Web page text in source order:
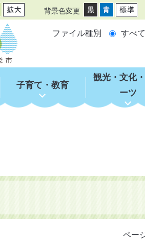
背景色変更
ファイル種別 すべて
子育て・教育
観光・文化
ーツ
ペー